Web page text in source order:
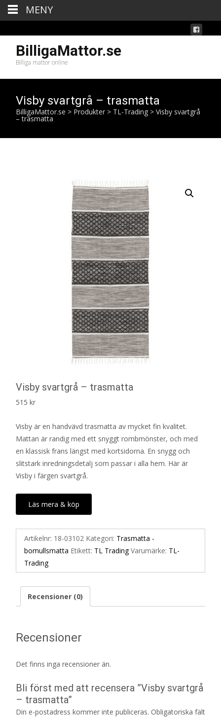
BilligaMattor.se
Billiga mattor online
Visby svartgrå – trasmatta
BilligaMattor.se > Produkter > TL-Trading > Visby svartgrå
– trasmatta
Visby svartgrå – trasmatta
515 kr
Visby är en handvävd trasmatta av mycket fin kvalitet.
Mattan är randig med ett snyggt rombmönster, och med
en klassisk frans längst med kortsidorna. En snygg och
slitstark inredningsdetalj som passar i alla hem. Här är
Visby i färgen svartgrå.
Läs mera & köp
Artikelnr: 18-03102 Kategori: Trasmatta -
bomullsmatta Etikett: TL Trading Varumärke: TL-
Trading
Recensioner (0)
Recensioner
Det finns inga recensioner än.
Bli först med att recensera ”Visby svartgrå
– trasmatta”
Din e-postadress kommer inte publiceras. Obligatoriska fält
MENY